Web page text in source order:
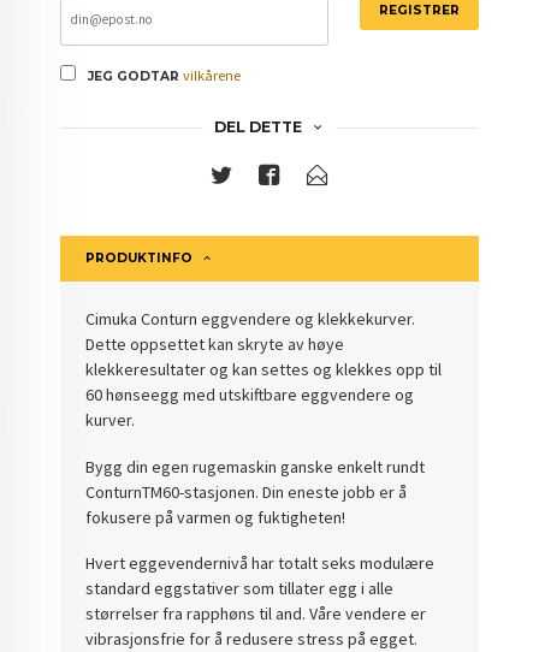
JEG GODTAR vilkårene
REGISTRER
DEL DETTE
PRODUKTINFO
Cimuka Conturn eggvendere og klekkekurver.
Dette oppsettet kan skryte av høye
klekkeresultater og kan settes og klekkes opp til
60 hønseegg med utskiftbare eggvendere og
kurver.
Bygg din egen rugemaskin ganske enkelt rundt
ConturnTM60-stasjonen. Din eneste jobb er å
fokusere på varmen og fuktigheten!
Hvert eggevendernivå har totalt seks modulære
standard eggstativer som tillater egg i alle
størrelser fra rapphøns til and. Våre vendere er
vibrasjonsfrie for å redusere stress på egget.